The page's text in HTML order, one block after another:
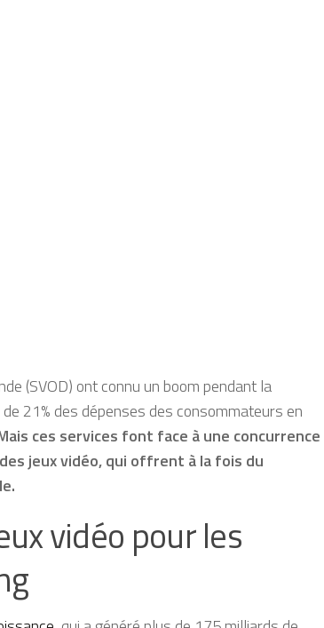
(SVOD) ont connu un boom pendant la
21% des dépenses des consommateurs en
ces services font face à une concurrence
jeux vidéo, qui offrent à la fois du
vidéo pour les